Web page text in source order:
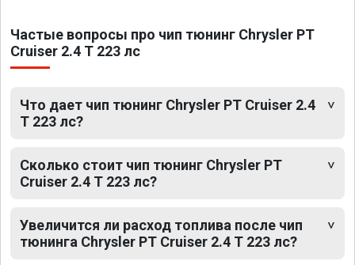
Частые вопросы про чип тюнинг Chrysler PT
Cruiser 2.4 T 223 лс
Что дает чип тюнинг Chrysler PT Cruiser 2.4
T 223 лс?
Сколько стоит чип тюнинг Chrysler PT
Cruiser 2.4 T 223 лс?
Увеличится ли расход топлива после чип
тюнинга Chrysler PT Cruiser 2.4 T 223 лс?